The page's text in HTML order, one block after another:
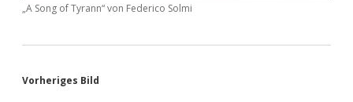
„A Song of Tyrann“ von Federico Solmi
Vorheriges Bild